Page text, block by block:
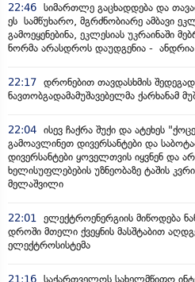
22:46 სიმართლე გაცხადდება და
ეს სამწუხარო, მგრძნობიარე ამბავი
გამოეყენებინა, ეკლესიას უკრაინაში
ნორმა არასდროს დაუდგენია - ანდრია
22:17 დრონებით თავდასხმის
ნავთობგადამამუშავებელმა ქარხანამ
22:04 ისევ ჩაქრა შუქი და ატეხეს
გამოავლინეთ დივერსანტები და
დივერსანტები ყოველთვის იყვნენ და
ხელისუფლებების უზნეობაზე ტაშის
მელაშვილი
22:01
ელექტროენერგიის მიწოდება
დროში მთელი ქვეყნის მასშტაბით
ელექტროსისტემა
21:16 საქართველოს სახელმწიფო